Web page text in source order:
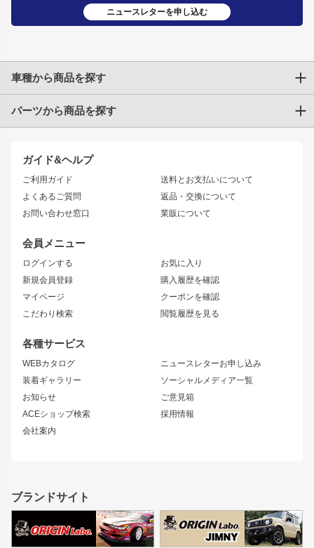
ニュースレターを申し込む
ガイド&ヘルプ
ご利用ガイド
よくあるご質問
お問い合わせ窓口
送料とお支払いについて
返品・交換について
業販について
会員メニュー
ログインする
新規会員登録
マイページ
こだわり検索
お気に入り
購入履歴を確認
クーポンを確認
閲覧履歴を見る
各種サービス
WEBカタログ
装着ギャラリー
お知らせ
ACEショップ検索
会社案内
ニュースレターお申し込み
ソーシャルメディア一覧
ご意見箱
採用情報
車種から商品を探す
トヨタ
JZX90 CHASER
JZX110 MARK II
JZX100 MARK II
JZX90 MARK II
トレノ
マークX
アリスト
ソアラ
アルテッツァ
ニッサン
S15 シルビア
S14 シルビア 後期
S13 シルビア
180SX
シルエイティ
ワンビア
ローレル
セフィーロ
キャラバン
スズキ
GS350
SC
スバル 三菱
パーツから商品を探す
エアロシリーズ
ドリフトライン
風神
雷神
レーシングライン
アタックライン
ストリームライン
リアウイング
ジムニーパーツ
ホイール
MUD-S7
MUD-SR7
まつど家 鉄漢
ボンネット
フェンダー
サイドパーツ
リアゲート
メンテナンスパーツ
ブランドサイト